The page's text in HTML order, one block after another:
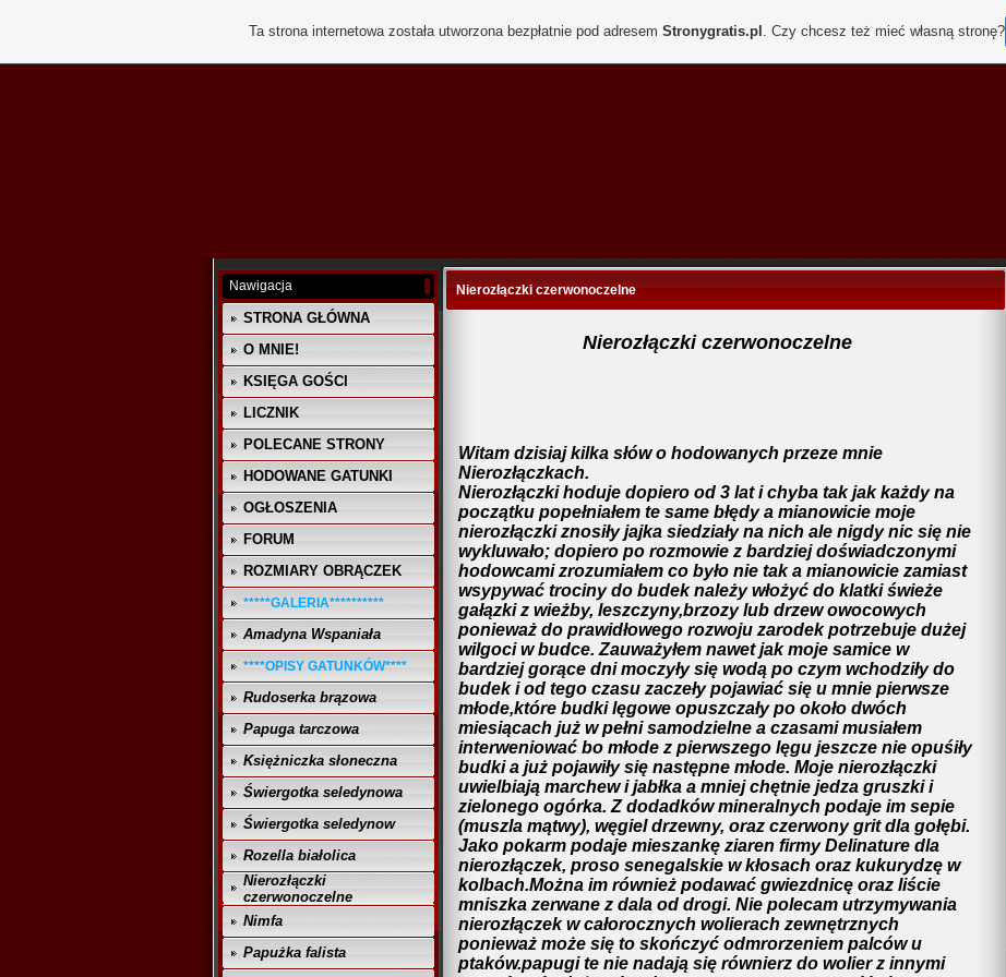
Nawigacja
STRONA GŁÓWNA
O MNIE!
KSIĘGA GOŚCI
LICZNIK
POLECANE STRONY
HODOWANE GATUNKI
OGŁOSZENIA
FORUM
ROZMIARY OBRĄCZEK
*****GALERIA**********
Amadyna Wspaniała
****OPISY GATUNKÓW****
Rudoserka brązowa
Papuga tarczowa
Księżniczka słoneczna
Świergotka seledynowa
Świergotka seledynow
Rozella białolica
Nierozłączki
czerwonoczelne
Nimfa
Papużka falista
Nierozłączki czerwonoczelne
Nierozłączki czerwonoczelne
Witam dzisiaj kilka słów o hodowanych przeze mnie
Nierozłączkach.
Nierozłączki hoduje dopiero od 3 lat i chyba tak jak każdy na
początku popełniałem te same błędy a mianowicie moje
nierozłączki znosiły jajka siedziały na nich ale nigdy nic się nie
wykluwało; dopiero po rozmowie z bardziej doświadczonymi
hodowcami zrozumiałem co było nie tak a mianowicie zamiast
wsypywać trociny do budek należy włożyć do klatki świeże
gałązki z wieżby, leszczyny,brzozy lub drzew owocowych
ponieważ do prawidłowego rozwoju zarodek potrzebuje dużej
wilgoci w budce. Zauważyłem nawet jak moje samice w
bardziej gorące dni moczyły się wodą po czym wchodziły do
budek i od tego czasu zaczeły pojawiać się u mnie pierwsze
młode,które budki lęgowe opuszczały po około dwóch
miesiącach już w pełni samodzielne a czasami musiałem
interweniować bo młode z pierwszego lęgu jeszcze nie opuśiły
budki a już pojawiły się następne młode. Moje nierozłączki
uwielbiają marchew i jabłka a mniej chętnie jedza gruszki i
zielonego ogórka. Z dodadków mineralnych podaje im sepie
(muszla mątwy), węgiel drzewny, oraz czerwony grit dla gołębi.
Jako pokarm podaje mieszankę ziaren firmy Delinature dla
nierozłączek, proso senegalskie w kłosach oraz kukurydzę w
kolbach.Można im również podawać gwiezdnicę oraz liście
mniszka zerwane z dala od drogi. Nie polecam utrzymywania
nierozłączek w całorocznych wolierach zewnętrznych
ponieważ może się to skończyć odmrorzeniem palców u
ptaków.papugi te nie nadają się równierz do wolier z innymi
Ta strona internetowa została utworzona bezpłatnie pod adresem Stronygratis.pl . Czy chcesz też mieć własną stronę?